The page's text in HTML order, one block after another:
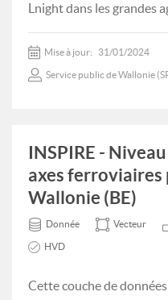
Lnight dans les grandes
Mise à jour: 31/01/2024
Service public de Wallonie
INSPIRE -
axes ferroviaires
Wallonie (BE)
Donnée Vecteur
HVD
Cette couche de